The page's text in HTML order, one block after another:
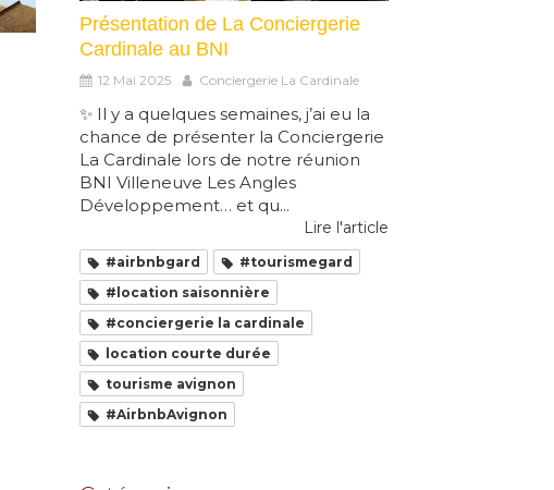
Présentation de La Conciergerie
Cardinale au BNI
12 Mai 2025 Conciergerie La Cardinale
✨ Il y a quelques semaines, j’ai eu la
chance de présenter la Conciergerie
La Cardinale lors de notre réunion
BNI Villeneuve Les Angles
Développement… et qu...
Lire l'article
#airbnbgard
#tourismegard
#location saisonnière
#conciergerie la cardinale
location courte durée
tourisme avignon
#AirbnbAvignon